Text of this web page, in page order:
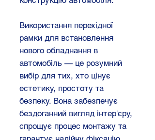
Використання перехідної
рамки для встановлення
нового обладнання в
автомобіль — це розумний
вибір для тих, хто цінує
естетику, простоту та
безпеку. Вона забезпечує
бездоганний вигляд інтер'єру,
спрощує процес монтажу та